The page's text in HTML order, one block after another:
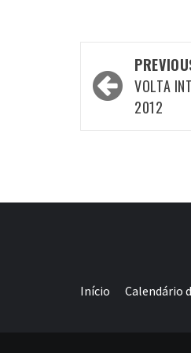
Post
navigation
VOLTA
2012
Início Calendário